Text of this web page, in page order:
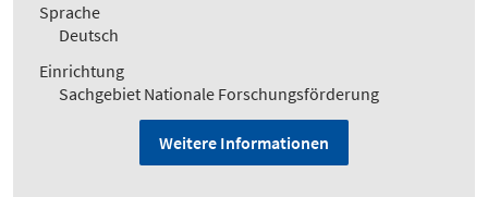
Sprache
Deutsch
Einrichtung
Sachgebiet Nationale Forschungsförderung
Weitere Informationen